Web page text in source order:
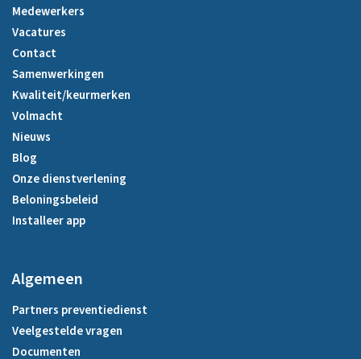
Medewerkers
Vacatures
Contact
Samenwerkingen
Kwaliteit/keurmerken
Volmacht
Nieuws
Blog
Onze dienstverlening
Beloningsbeleid
Installeer app
Algemeen
Partners preventiedienst
Veelgestelde vragen
Documenten